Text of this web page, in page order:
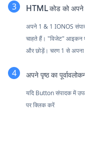
HTML कोड को
अपने 1 & 1 IONOS
चाहते हैं। "विजेट" आइकन
और छोड़ें। चरण 1 से
अपने पृष्ठ का
यदि Button संपादक में
पर क्लिक करें